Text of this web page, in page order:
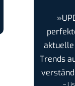
aktuelle
Trends